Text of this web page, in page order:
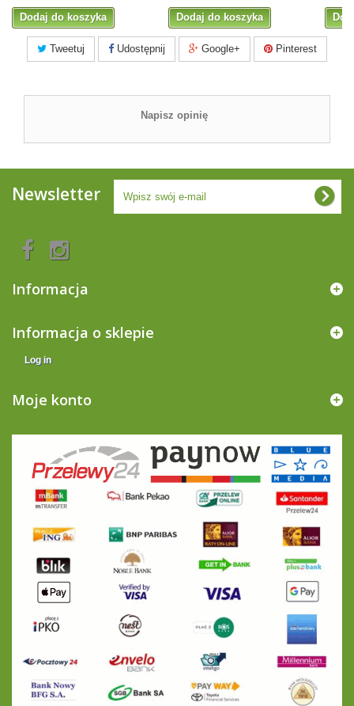
Dodaj do koszyka Dodaj do koszyka
Tweetuj Udostępnij Google+ Pinterest
Napisz opinię
Newsletter
Informacja
Informacja o sklepie
Log in
Moje konto